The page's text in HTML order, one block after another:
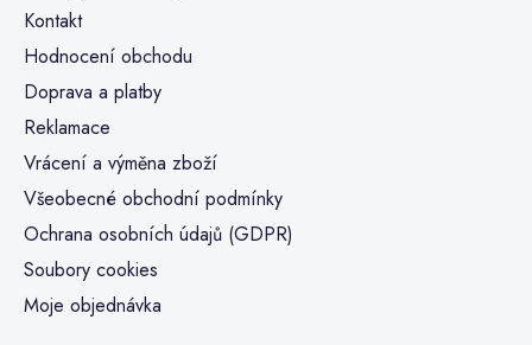
Kontakt
Hodnocení obchodu
Doprava a platby
Reklamace
Vrácení a výměna zboží
Všeobecné obchodní podmínky
Ochrana osobních údajů (GDPR)
Soubory cookies
Moje objednávka